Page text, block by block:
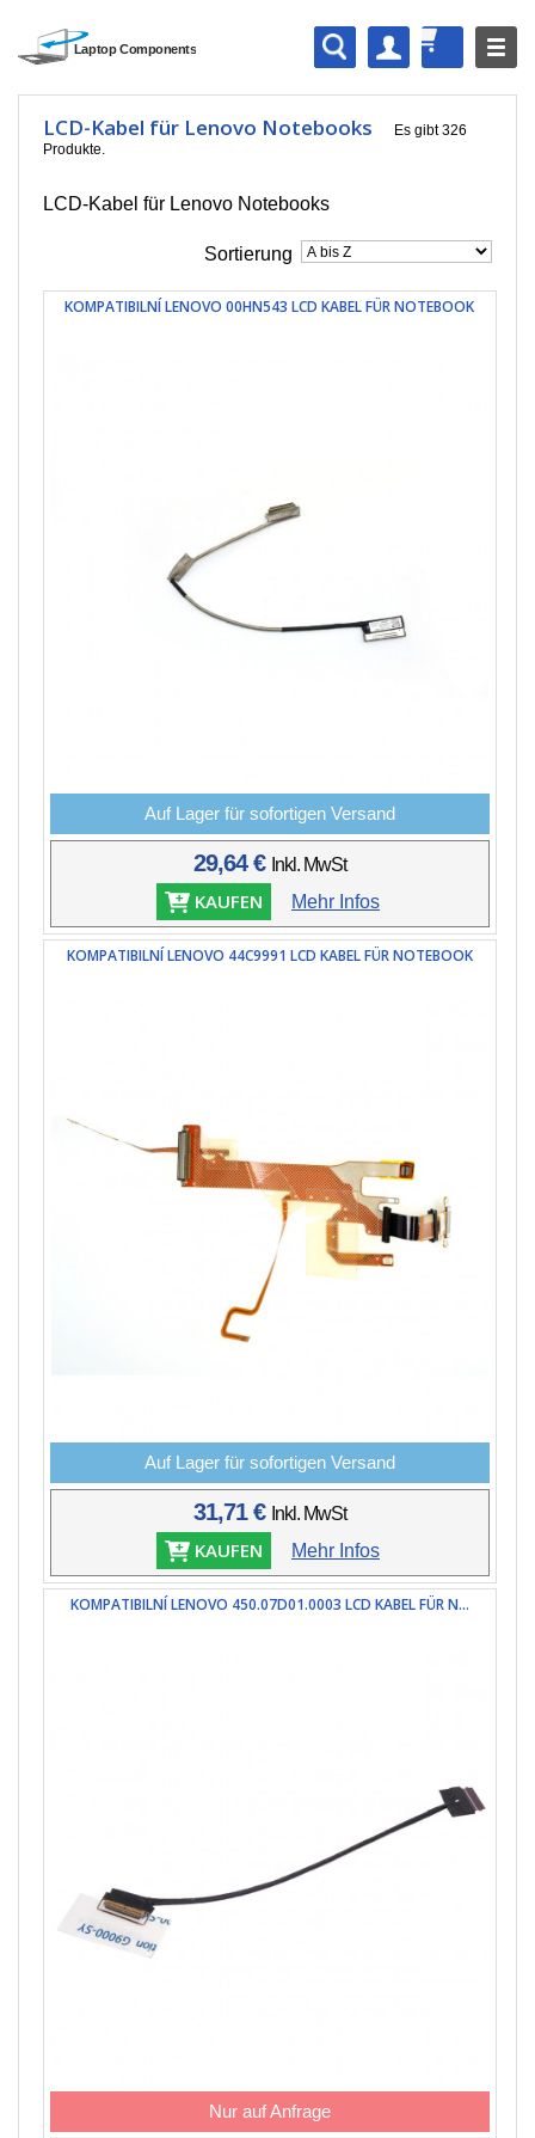
LCD-Kabel für Lenovo Notebooks
Es gibt 326
Produkte.
LCD-Kabel für Lenovo Notebooks
Sortierung
KOMPATIBILNÍ LENOVO 00HN543 LCD KABEL FÜR NOTEBOOK
Auf Lager für sofortigen Versand
29,64 € Inkl. MwSt
KAUFEN Mehr Infos
KOMPATIBILNÍ LENOVO 44C9991 LCD KABEL FÜR NOTEBOOK
Auf Lager für sofortigen Versand
31,71 € Inkl. MwSt
KAUFEN Mehr Infos
KOMPATIBILNÍ LENOVO 450.07D01.0003 LCD KABEL FÜR N...
Nur auf Anfrage